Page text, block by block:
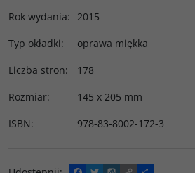
Rok wydania: 2015
Typ okładki:
oprawa miękka
Liczba stron:
178
Rozmiar:
145 x 205 mm
ISBN: 978-83-8002-172-3